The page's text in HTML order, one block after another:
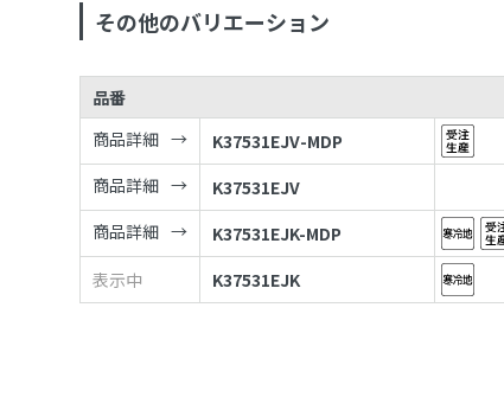
その他のバリエーション
品番
商品詳細
K37531EJV-MDP
商品詳細
K37531EJV
商品詳細
K37531EJK-MDP
表示中
K37531EJK